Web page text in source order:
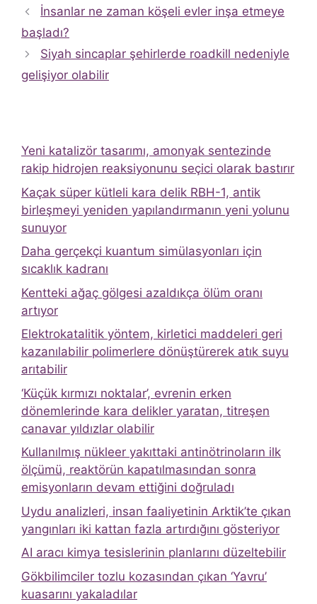
İnsanlar ne zaman köşeli evler inşa etmeye
başladı?
Siyah sincaplar şehirlerde roadkill nedeniyle
gelişiyor olabilir
Yeni katalizör tasarımı, amonyak sentezinde
rakip hidrojen reaksiyonunu seçici olarak bastırır
Kaçak süper kütleli kara delik RBH-1, antik
birleşmeyi yeniden yapılandırmanın yeni yolunu
sunuyor
Daha gerçekçi kuantum simülasyonları için
sıcaklık kadranı
Kentteki ağaç gölgesi azaldıkça ölüm oranı
artıyor
Elektrokatalitik yöntem, kirletici maddeleri geri
kazanılabilir polimerlere dönüştürerek atık suyu
arıtabilir
‘Küçük kırmızı noktalar’, evrenin erken
dönemlerinde kara delikler yaratan, titreşen
canavar yıldızlar olabilir
Kullanılmış nükleer yakıttaki antinötrinoların ilk
ölçümü, reaktörün kapatılmasından sonra
emisyonların devam ettiğini doğruladı
Uydu analizleri, insan faaliyetinin Arktik’te çıkan
yangınları iki kattan fazla artırdığını gösteriyor
AI aracı kimya tesislerinin planlarını düzeltebilir
Gökbilimciler tozlu kozasından çıkan ‘Yavru’
kuasarını yakaladılar